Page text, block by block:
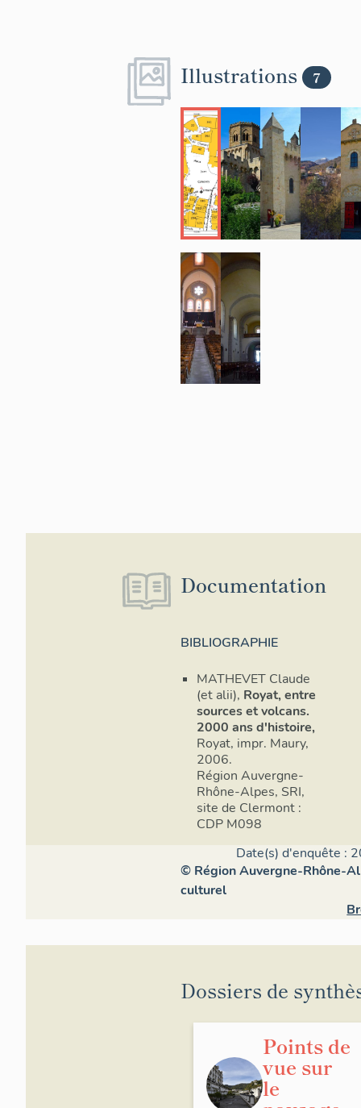
Illustrations 7
Documentation
BIBLIOGRAPHIE
MATHEVET Claude
(et alii), Royat, entre
sources et volcans.
2000 ans d'histoire,
Royat, impr. Maury,
2006.
Région Auvergne-
Rhône-Alpes, SRI,
site de Clermont :
CDP M098
Date(s) d'enquête :
© Région Auvergne-Rhône-
culturel
Dossiers de
Points de
vue sur
le